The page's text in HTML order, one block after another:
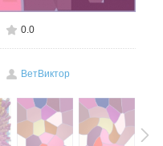
455x600
0.0
ВетВиктор